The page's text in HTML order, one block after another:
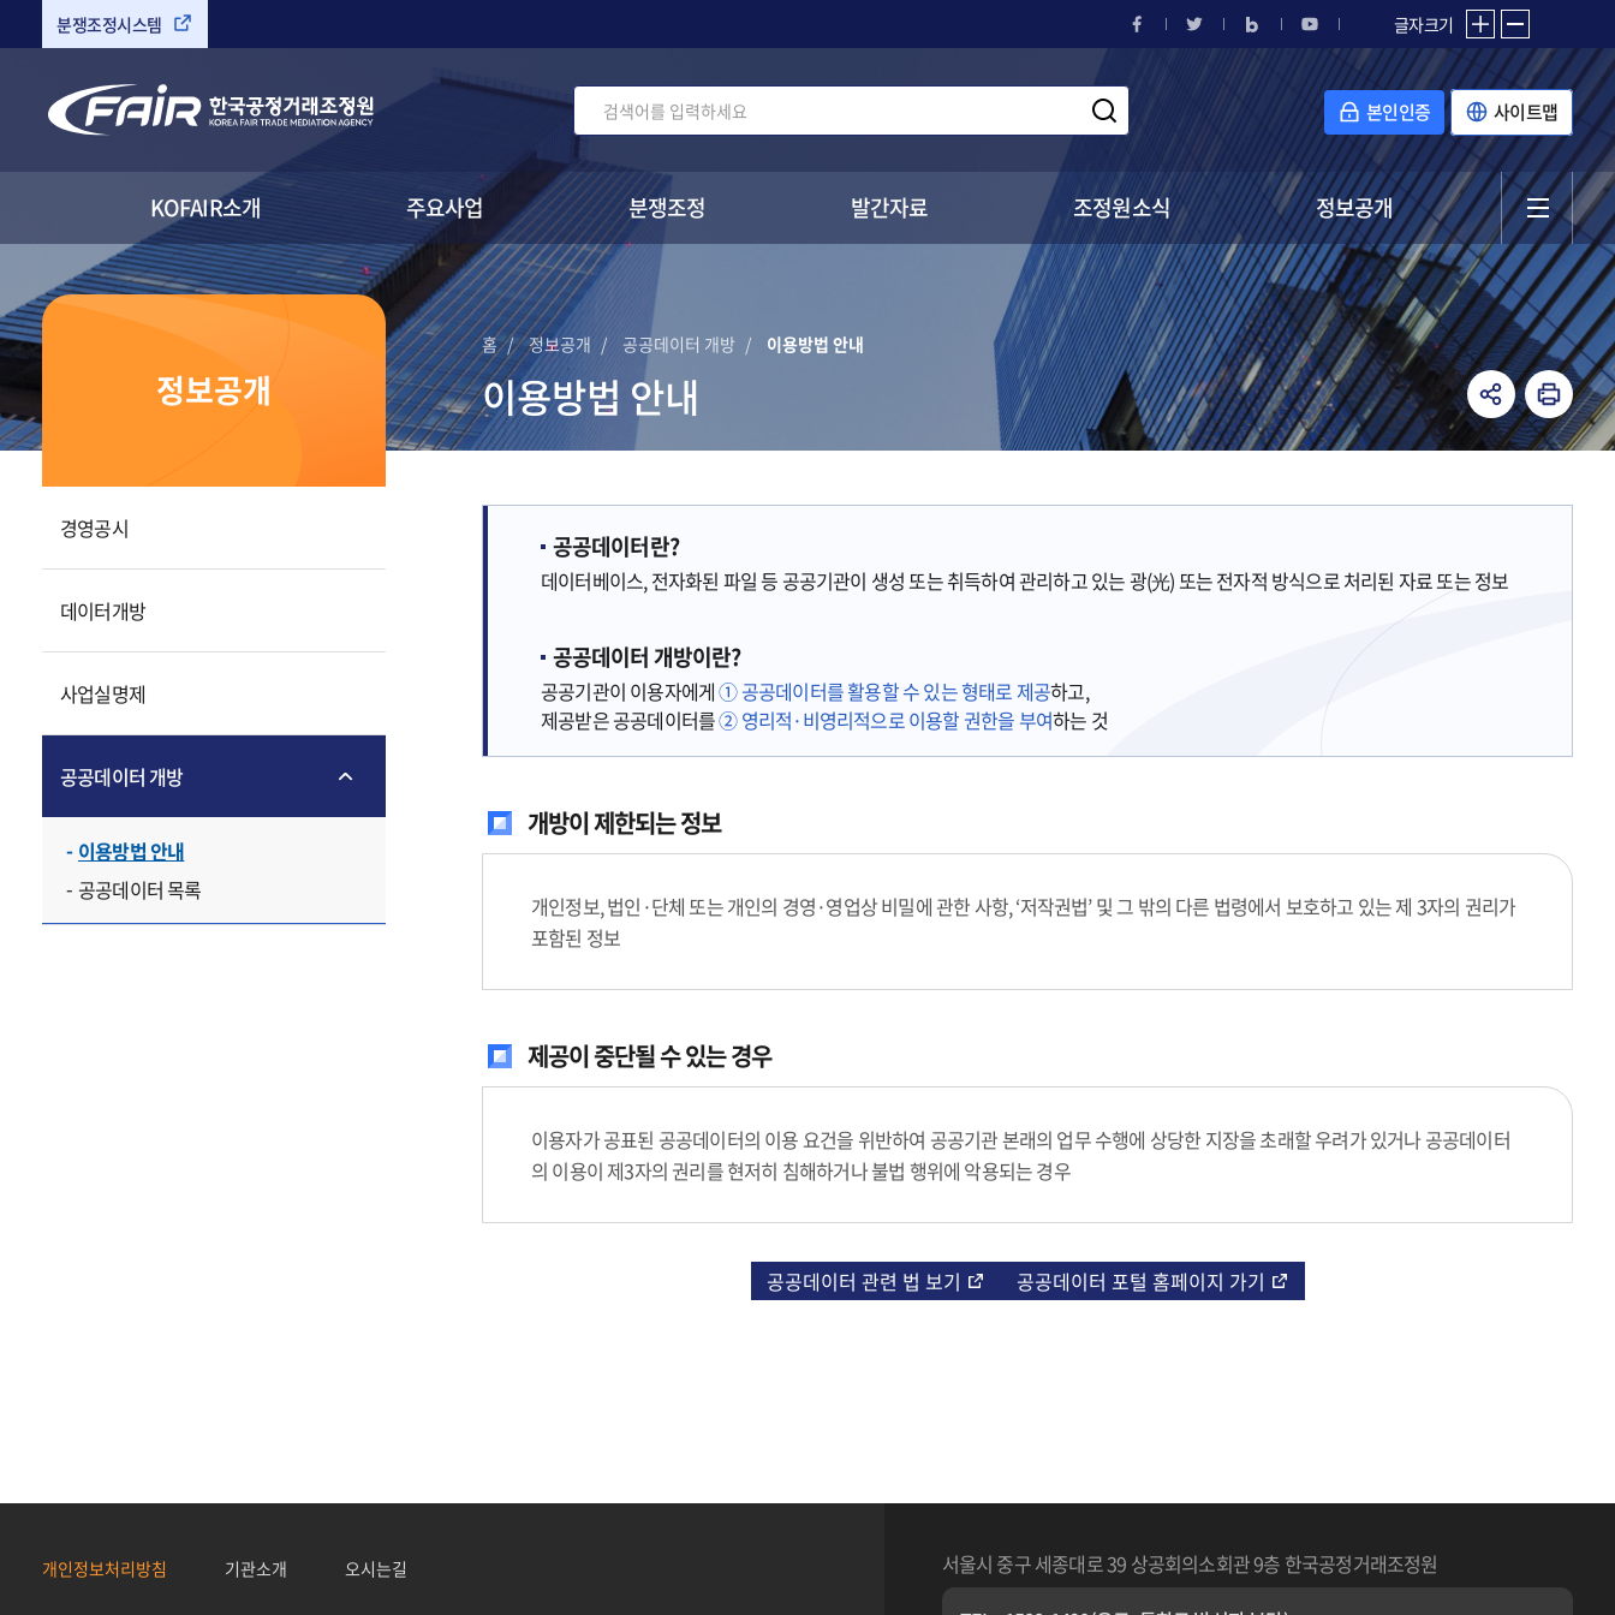
분쟁조정시스템 글자크기
본인인증 사이트맵
KOFAIR소개 주요사업 분쟁조정 발간자료 조정원소식 정보공개
전체메뉴 열기/닫기
정보공개
경영공시
데이터개방
사업실명제
공공데이터 개방
이용방법 안내
공공데이터 목록
홈 정보공개 공공데이터 개방 이용방법 안내
이용방법 안내
링크복사 인쇄하기
공공데이터란?
데이터베이스, 전자화된 파일 등 공공기관이 생성 또는 취득하여 관리하고 있는 광(光) 또는 전자적 방식으로 처리된 자료 또는 정보
공공데이터 개방이란?
공공기관이 이용자에게① 공공데이터를 활용할 수 있는 형태로 제공하고,
제공받은 공공데이터를② 영리적·비영리적으로 이용할 권한을 부여하는 것
개방이 제한되는 정보
개인정보, 법인·단체 또는 개인의 경영·영업상 비밀에 관한 사항, ‘저작권법’ 및 그 밖의 다른 법령에서 보호하고 있는 제 3자의 권리가
포함된 정보
제공이 중단될 수 있는 경우
이용자가 공표된 공공데이터의 이용 요건을 위반하여 공공기관 본래의 업무 수행에 상당한 지장을 초래할 우려가 있거나 공공데이터
의 이용이 제3자의 권리를 현저히 침해하거나 불법 행위에 악용되는 경우
공공데이터 관련 법 보기 공공데이터 포털 홈페이지 가기
개인정보처리방침 기관소개 오시는길
서울시 중구 세종대로 39 상공회의소회관 9층 한국공정거래조정원